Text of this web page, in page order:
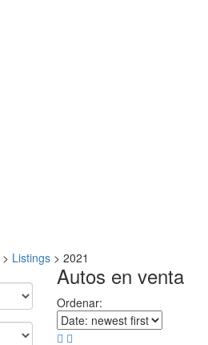
> Listings > 2021
Autos en venta
Ordenar: